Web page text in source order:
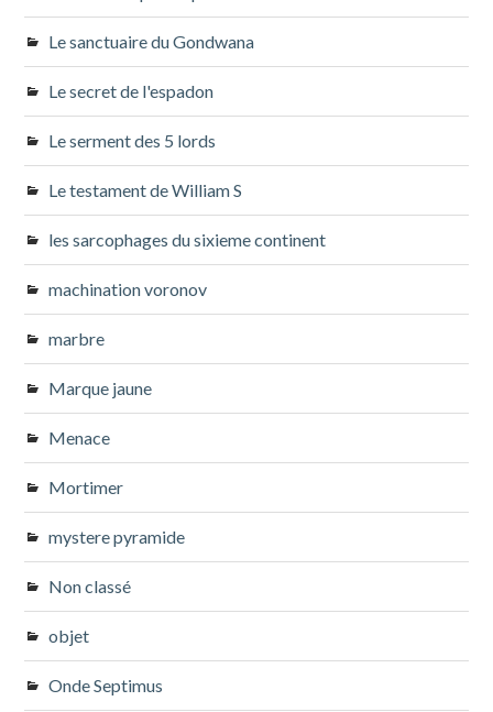
Le sanctuaire du Gondwana
Le secret de l'espadon
Le serment des 5 lords
Le testament de William S
les sarcophages du sixieme continent
machination voronov
marbre
Marque jaune
Menace
Mortimer
mystere pyramide
Non classé
objet
Onde Septimus